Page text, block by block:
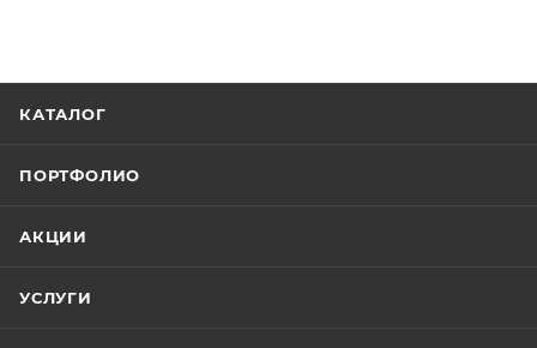
КАТАЛОГ
ПОРТФОЛИО
АКЦИИ
УСЛУГИ